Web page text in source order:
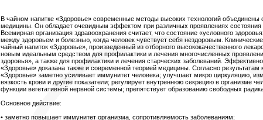
В чайном напитке «Здоровье» современные методы высоких технологий объединены
медицины. Он обладает очевидным эффектом при различных проявлениях состояния
Всемирная организация здравоохранения считает, что состояние «условного
между здоровьем и болезнью, когда человек чувствует себя нездоровым.
чайный напиток «Здоровье», произведенный из отборного высококачественного
новым идеальным средством для профилактики и лечения многочисленных
здоровья», а также для профилактики и лечения старческих заболеваний.
«Здоровье» доказана также и современной теорией медицины. Согласно результатам
«Здоровье» заметно усиливает иммунитет человека; улучшает микро циркуляцию,
вязкость крови и другие показатели; регулирует внутреннюю секрецию в организме
функции вегетативной нервной системы; препятствует образованию свободных
Основное действие:
• заметно повышает иммунитет организма, сопротивляемость заболеваниям;